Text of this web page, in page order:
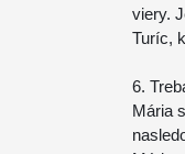
viery.
Turíc,
6.
Mária